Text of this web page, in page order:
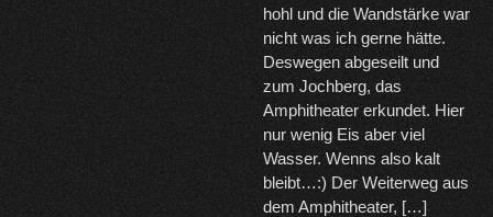
hohl und die Wandstärke war
nicht was ich gerne hätte.
Deswegen abgeseilt und
zum Jochberg, das
Amphitheater erkundet. Hier
nur wenig Eis aber viel
Wasser. Wenns also kalt
bleibt…:) Der Weiterweg aus
dem Amphitheater, […]